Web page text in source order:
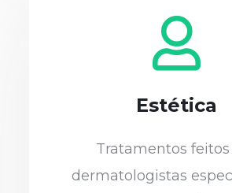
Estética
Tratamentos
dermatologistas